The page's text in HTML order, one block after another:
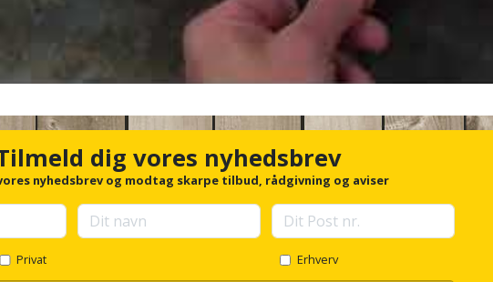
dig vores nyhedsbrev
nyhedsbrev og modtag skarpe tilbud, rådgivning og aviser
Privat Erhverv